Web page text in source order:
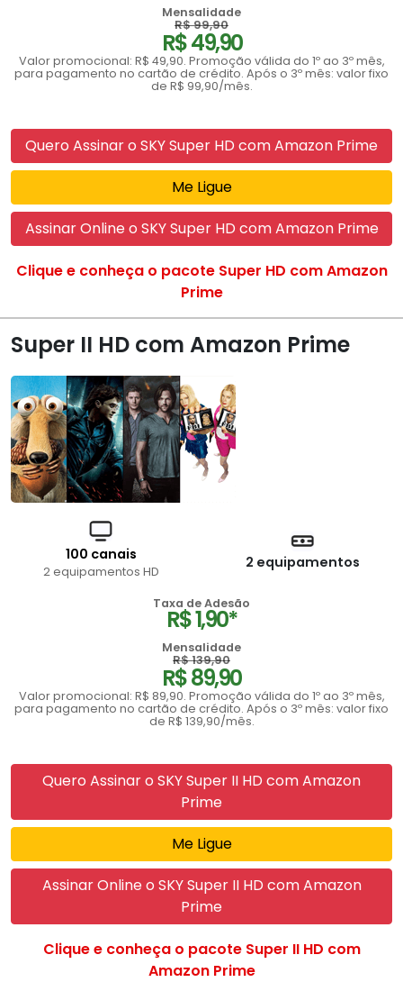
Mensalidade
R$ 99,90
R$ 49,90
Valor promocional: R$ 49,90. Promoção válida do 1º ao 3º mês,
para pagamento no cartão de crédito. Após o 3º mês: valor fixo
de R$ 99,90/mês.
Quero Assinar o SKY Super HD com Amazon Prime
Me Ligue
Assinar Online o SKY Super HD com Amazon Prime
Clique e conheça o pacote Super HD com Amazon
Prime
Super II HD com Amazon Prime
100 canais
2 equipamentos HD
2 equipamentos
Taxa de Adesão
R$ 1,90*
Mensalidade
R$ 139,90
R$ 89,90
Valor promocional: R$ 89,90. Promoção válida do 1º ao 3º mês,
para pagamento no cartão de crédito. Após o 3º mês: valor fixo
de R$ 139,90/mês.
Quero Assinar o SKY Super II HD com Amazon
Prime
Me Ligue
Assinar Online o SKY Super II HD com Amazon
Prime
Clique e conheça o pacote Super II HD com
Amazon Prime